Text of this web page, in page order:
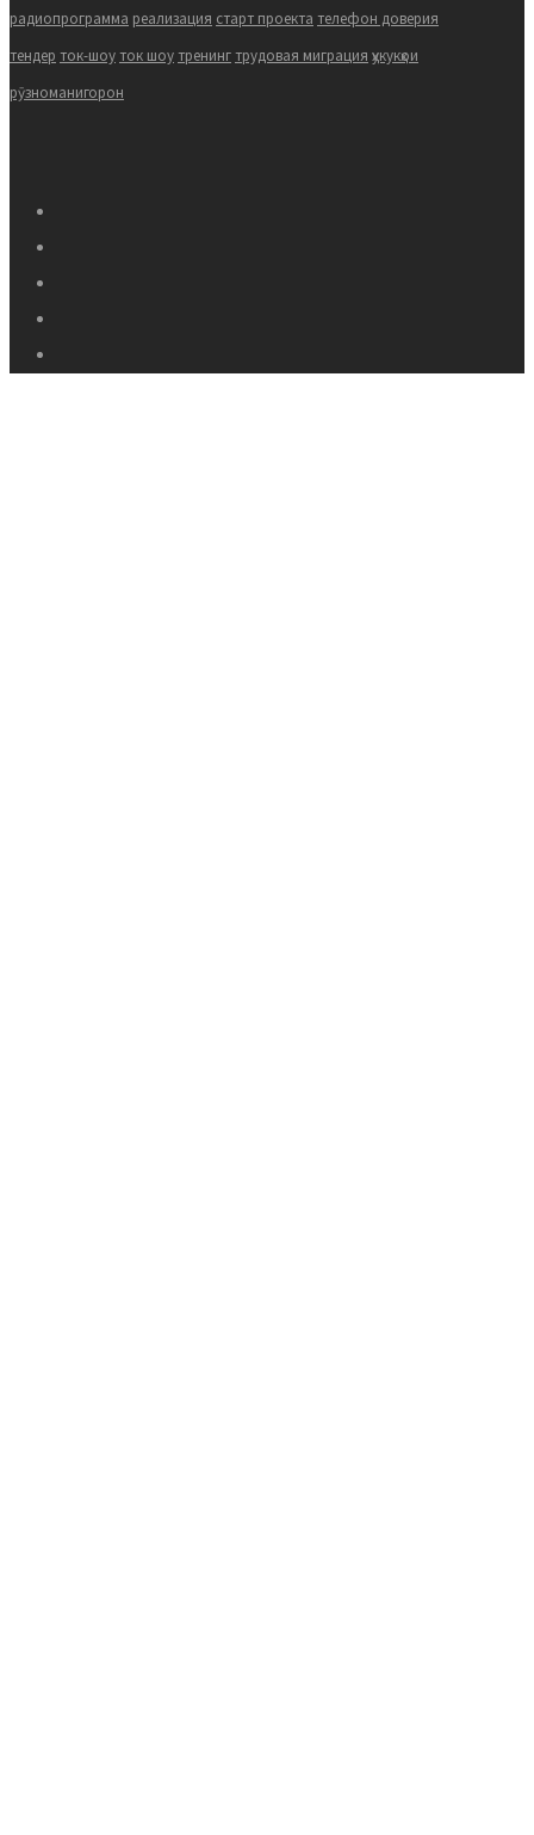
радиопрограмма реализация старт проекта телефон доверия
тендер ток-шоуток шоутренингтрудовая миграция ҳукукҳои
рӯзноманигорон